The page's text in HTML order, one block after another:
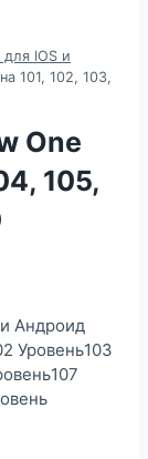
IOS и
101, 102, 103,
One
105,
Андроид
Уровень103